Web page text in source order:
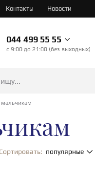
Контакты Новости
044 499 55 55
c 9:00 до 21:00 (без выходных)
мальчикам
Сортировать: популярные